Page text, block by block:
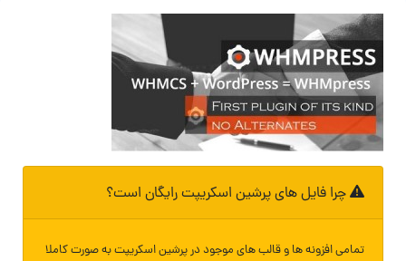
چرا فایل های پرشین اسکریپت رایگان است؟
تمامی افزونه ها و قالب های موجود در پرشین اسکریپت به صورت کاملا